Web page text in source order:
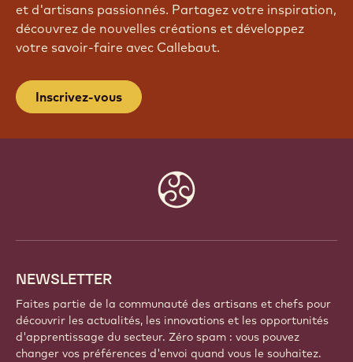
et d'artisans passionnés. Partagez votre inspiration,
découvrez de nouvelles créations et développez
votre savoir-faire avec Callebaut.
Inscrivez-vous
NEWSLETTER
Faites partie de la communauté des artisans et chefs pour
découvrir les actualités, les innovations et les opportunités
d'apprentissage du secteur. Zéro spam : vous pouvez
changer vos préférences d'envoi quand vous le souhaitez.